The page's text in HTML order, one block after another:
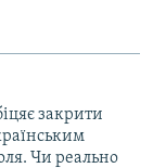
закрити
Чи реально